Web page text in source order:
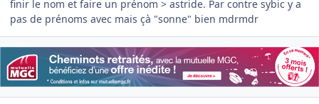
finir le nom et faire un prénom > astride. Par contre sybic y a
pas de prénoms avec mais çà "sonne" bien mdrmdr